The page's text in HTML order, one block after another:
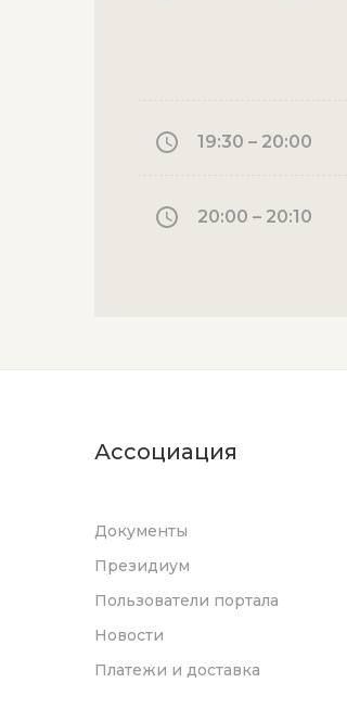
19:30 – 20:00
20:00 – 20:10
Ассоциация
Документы
Президиум
Пользователи портала
Новости
Платежи и доставка